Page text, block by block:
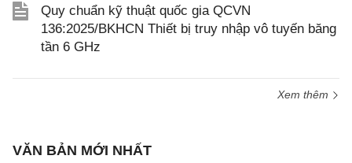
Quy chuẩn kỹ thuật quốc gia QCVN
136:2025/BKHCN Thiết bị truy nhập vô tuyến băng
tần 6 GHz
Xem thêm
VĂN BẢN MỚI NHẤT